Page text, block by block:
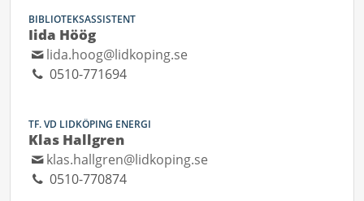
BIBLIOTEKSASSISTENT
Iida Höög
lida.hoog@lidkoping.se
0510-771694
TF. VD LIDKÖPING ENERGI
Klas Hallgren
klas.hallgren@lidkoping.se
0510-770874